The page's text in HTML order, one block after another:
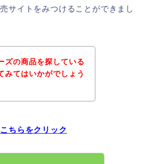
サイトをみつけることができまし
ズの商品を探している
みてはいかがでしょう
ちらをクリック